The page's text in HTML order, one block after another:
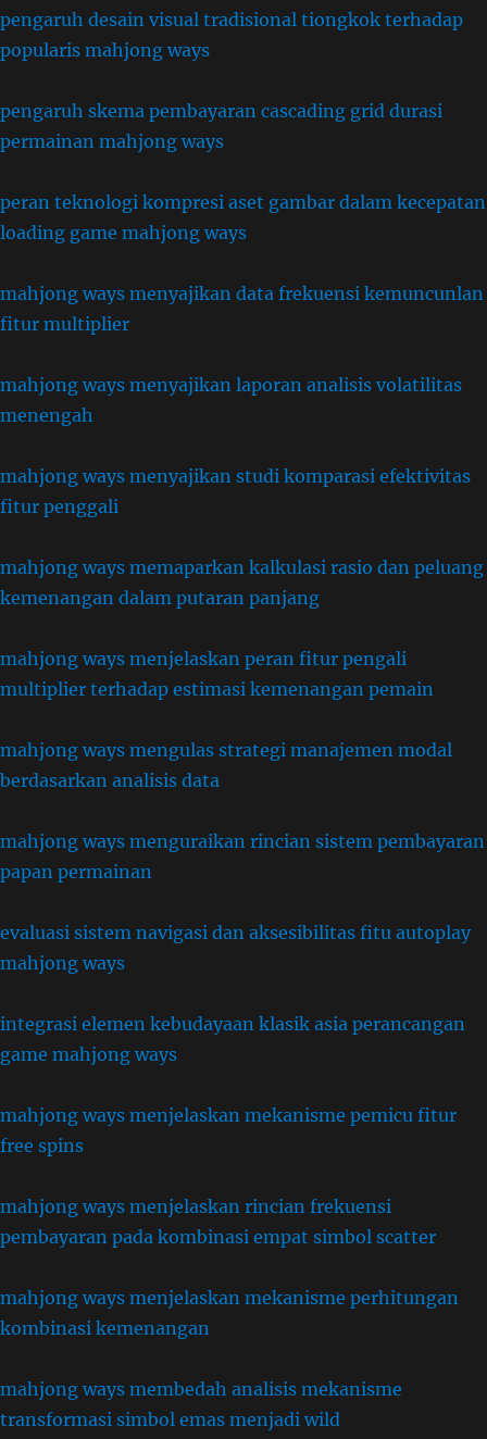
pengaruh desain visual tradisional tiongkok terhadap
popularis mahjong ways
pengaruh skema pembayaran cascading grid durasi
permainan mahjong ways
peran teknologi kompresi aset gambar dalam kecepatan
loading game mahjong ways
mahjong ways menyajikan data frekuensi kemuncunlan
fitur multiplier
mahjong ways menyajikan laporan analisis volatilitas
menengah
mahjong ways menyajikan studi komparasi efektivitas
fitur penggali
mahjong ways memaparkan kalkulasi rasio dan peluang
kemenangan dalam putaran panjang
mahjong ways menjelaskan peran fitur pengali
multiplier terhadap estimasi kemenangan pemain
mahjong ways mengulas strategi manajemen modal
berdasarkan analisis data
mahjong ways menguraikan rincian sistem pembayaran
papan permainan
evaluasi sistem navigasi dan aksesibilitas fitu autoplay
mahjong ways
integrasi elemen kebudayaan klasik asia perancangan
game mahjong ways
mahjong ways menjelaskan mekanisme pemicu fitur
free spins
mahjong ways menjelaskan rincian frekuensi
pembayaran pada kombinasi empat simbol scatter
mahjong ways menjelaskan mekanisme perhitungan
kombinasi kemenangan
mahjong ways membedah analisis mekanisme
transformasi simbol emas menjadi wild